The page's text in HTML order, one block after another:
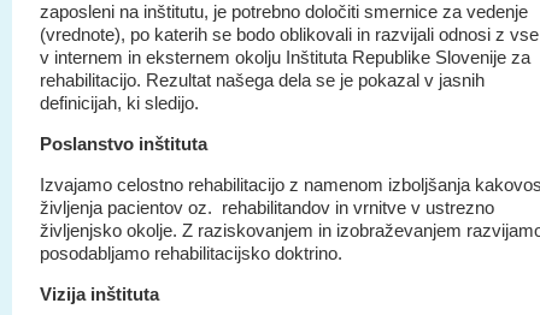
zaposleni na inštitutu, je potrebno določiti smernice za vedenje
(vrednote), po katerih se bodo oblikovali in razvijali odnosi z
v internem in eksternem okolju Inštituta Republike Slovenije za
rehabilitacijo. Rezultat našega dela se je pokazal v jasnih
definicijah, ki sledijo.
Poslanstvo inštituta
Izvajamo celostno rehabilitacijo z namenom izboljšanja
življenja pacientov oz. rehabilitandov in vrnitve v ustrezno
življenjsko okolje. Z raziskovanjem in izobraževanjem
posodabljamo rehabilitacijsko doktrino.
Vizija inštituta